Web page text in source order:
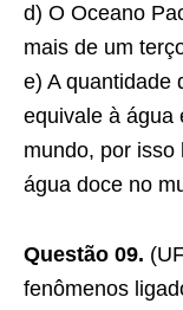
d) O Oceano
mais de um
e) A quantidade
equivale à água
mundo, por isso
água doce no
Questão 09.
fenômenos